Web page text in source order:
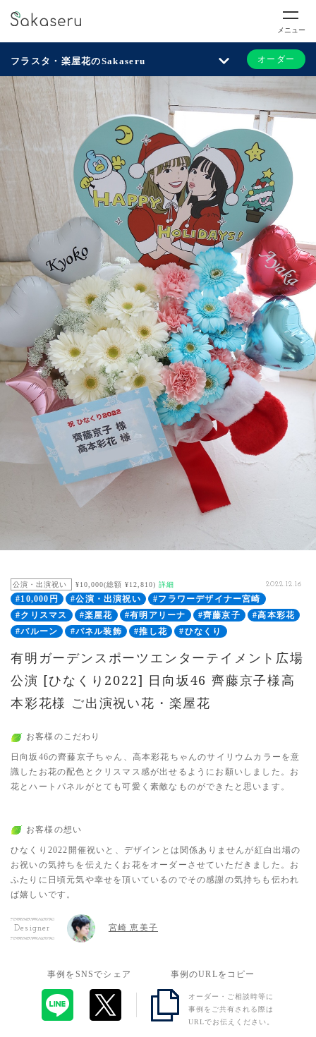
メニュー
フラスタ・楽屋花のSakaseru オーダー
公演・出演祝い ¥10,000(総額 ¥12,810) 詳細 2022.12.16
#10,000円 #公演・出演祝い
#フラワーデザイナー宮崎
#クリスマス
#楽屋花 #有明アリーナ #齊藤京子
#高本彩花
#バルーン
#パネル装飾 #推し花 #ひなくり
有明ガーデンスポーツエンターテイメント広場
公演 [ひなくり2022] 日向坂46 齊藤京子様高
本彩花様 ご出演祝い花・楽屋花
お客様のこだわり
日向坂46の齊藤京子ちゃん、高本彩花ちゃんのサイリウムカラーを意
識したお花の配色とクリスマス感が出せるようにお願いしました。お
花とハートパネルがとても可愛く素敵なものができたと思います。
お客様の想い
ひなくり2022開催祝いと、デザインとは関係ありませんが紅白出場の
お祝いの気持ちを伝えたくお花をオーダーさせていただきました。お
ふたりに日頃元気や幸せを頂いているのでその感謝の気持ちも伝われ
ば嬉しいです。
Designer 宮崎 恵美子
事例をSNSでシェア 事例のURLをコピー
オーダー・ご相談時等に
事例をご共有される際は
URLでお伝えください。